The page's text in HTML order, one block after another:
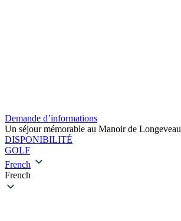
Demande d’informations
Un séjour mémorable au Manoir de Longeveau
DISPONIBILITÉ
GOLF
French
French